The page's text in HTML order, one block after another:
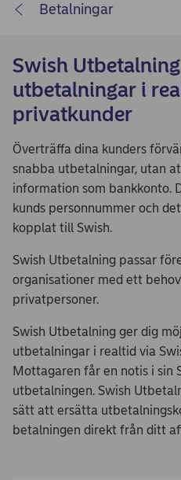
Betalningar
Swish
utbetalningar i
privatkunder
Överträffa dina kunders
snabba utbetalningar, utan
information som bankkonto.
kunds personnummer och
kopplat till Swish.
Swish Utbetalning passar
organisationer med ett
privatpersoner.
Swish Utbetalning ger dig
utbetalningar i realtid via
Mottagaren får en notis i sin
utbetalningen. Swish
sätt att ersätta
betalningen direkt från ditt